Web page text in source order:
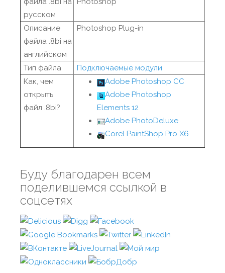
русском
Описание
файла .8bi на
английском
Photoshop Plug-in
Тип файла
Подключаемые модули
Как, чем
открыть
файл .8bi?
Adobe Photoshop CC
Adobe Photoshop
Elements 12
Adobe PhotoDeluxe
Corel PaintShop Pro X6
Буду благодарен всем
поделившемся ссылкой в
соцсетях